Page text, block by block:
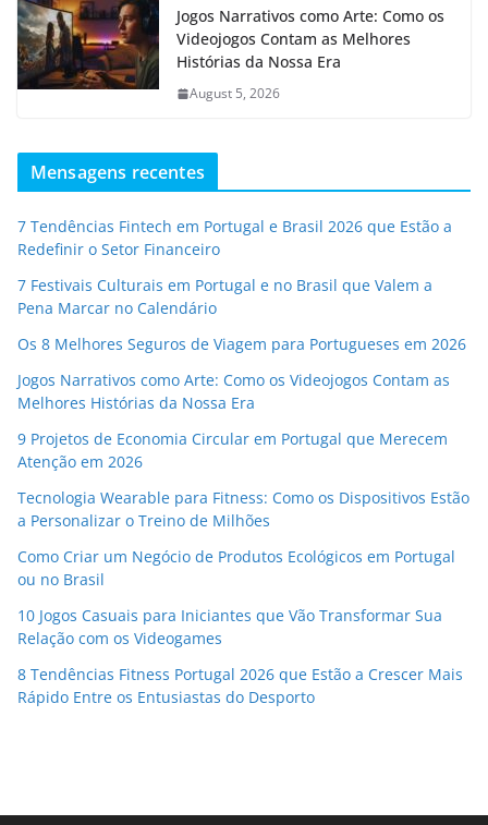
Jogos Narrativos como Arte: Como os
Videojogos Contam as Melhores
Histórias da Nossa Era
August 5, 2026
Mensagens recentes
7 Tendências Fintech em Portugal e Brasil 2026 que Estão a
Redefinir o Setor Financeiro
7 Festivais Culturais em Portugal e no Brasil que Valem a
Pena Marcar no Calendário
Os 8 Melhores Seguros de Viagem para Portugueses em 2026
Jogos Narrativos como Arte: Como os Videojogos Contam as
Melhores Histórias da Nossa Era
9 Projetos de Economia Circular em Portugal que Merecem
Atenção em 2026
Tecnologia Wearable para Fitness: Como os Dispositivos Estão
a Personalizar o Treino de Milhões
Como Criar um Negócio de Produtos Ecológicos em Portugal
ou no Brasil
10 Jogos Casuais para Iniciantes que Vão Transformar Sua
Relação com os Videogames
8 Tendências Fitness Portugal 2026 que Estão a Crescer Mais
Rápido Entre os Entusiastas do Desporto